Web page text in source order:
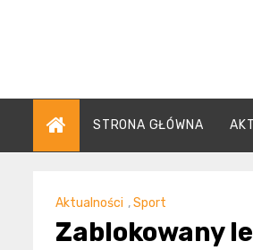
STRONA GŁÓWNA
Aktualności ,Sport
Zablokowany